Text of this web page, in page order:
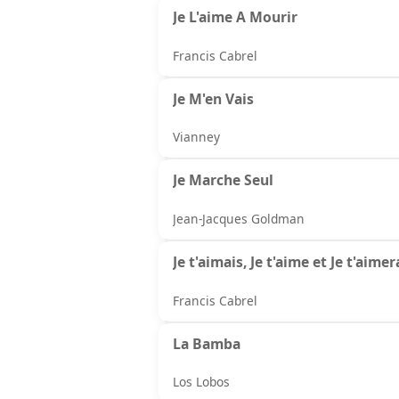
Je L'aime A Mourir
Francis Cabrel
Je M'en Vais
Vianney
Je Marche Seul
Jean-Jacques Goldman
Je t'aimais, Je t'aime et Je
Francis Cabrel
La Bamba
Los Lobos